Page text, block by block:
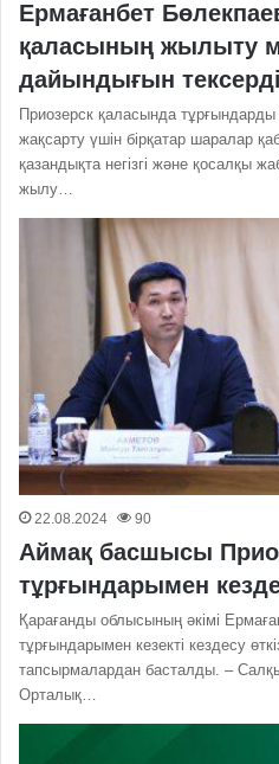
Ермағанбет
қаласының жылыту
дайындығын тексерді
Приозерск қаласында
жақсарту үшін бірқатар шаралар
қазандықта негізгі және қосалқы
жылу…
22.08.2024 90
Аймақ басшысы
тұрғындарымен
Қарағанды облысының әкімі
тұрғындарымен кезекті кездесу
тапсырмалардан басталды. –
Орталық…